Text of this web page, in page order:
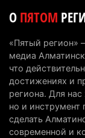
Проезд по
тарифы
6 августа 2026 г.
Сильнейшие
сборы в
6 августа 2026 г.
ОПЯТОМ
«Пятый регион»
медиа
что
достижениях и
региона. Для
но и инструмент
сделать
современной и